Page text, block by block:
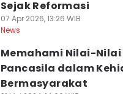
Sejak Reformasi
07 Apr 2026, 13:26 WIB
News
Memahami Nilai-Nilai
Pancasila dalam
Bermasyarakat